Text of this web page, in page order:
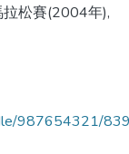
松賽(2004年),
987654321/